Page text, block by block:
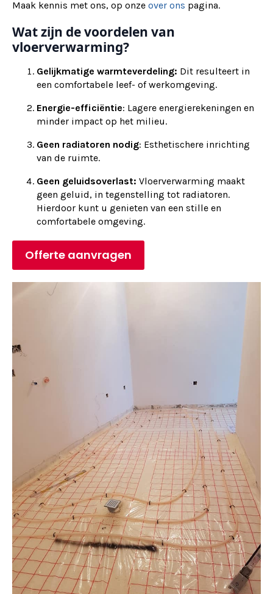
Maak kennis met ons, op onze over ons pagina.
Wat zijn de voordelen van
vloerverwarming?
Gelijkmatige warmteverdeling: Dit resulteert in
een comfortabele leef- of werkomgeving.
Energie-efficiëntie: Lagere energierekeningen en
minder impact op het milieu.
Geen radiatoren nodig: Esthetischere inrichting
van de ruimte.
Geen geluidsoverlast: Vloerverwarming maakt
geen geluid, in tegenstelling tot radiatoren.
Hierdoor kunt u genieten van een stille en
comfortabele omgeving.
Offerte aanvragen